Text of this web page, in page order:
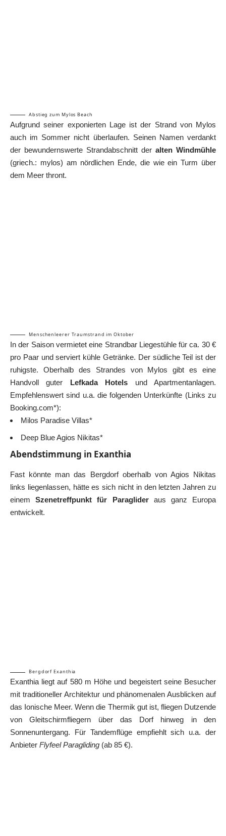
Abstieg zum Mylos Beach
Aufgrund seiner exponierten Lage ist der Strand von Mylos
auch im Sommer nicht überlaufen. Seinen Namen verdankt
der bewundernswerte Strandabschnitt der alten Windmühle
(griech.: mylos) am nördlichen Ende, die wie ein Turm über
dem Meer thront.
Menschenleerer Traumstrand im Oktober
In der Saison vermietet eine Strandbar Liegestühle für ca. 30 €
pro Paar und serviert kühle Getränke. Der südliche Teil ist der
ruhigste. Oberhalb des Strandes von Mylos gibt es eine
Handvoll guter Lefkada Hotels und Apartmentanlagen.
Empfehlenswert sind u.a. die folgenden Unterkünfte (Links zu
Booking.com*):
Milos Paradise Villas*
Deep Blue Agios Nikitas*
Abendstimmung in Exanthia
Fast könnte man das Bergdorf oberhalb von Agios Nikitas
links liegenlassen, hätte es sich nicht in den letzten Jahren zu
einemSzenetreffpunkt für Paraglideraus ganz Europa
entwickelt.
Bergdorf Exanthia
Exanthia liegt auf 580 m Höhe und begeistert seine Besucher
mit traditioneller Architektur und phänomenalen Ausblicken auf
das Ionische Meer. Wenn die Thermik gut ist, fliegen Dutzende
von Gleitschirmfliegern über das Dorf hinweg in den
Sonnenuntergang. Für Tandemflüge empfiehlt sich u.a. der
Anbieter Flyfeel Paragliding (ab 85 €).